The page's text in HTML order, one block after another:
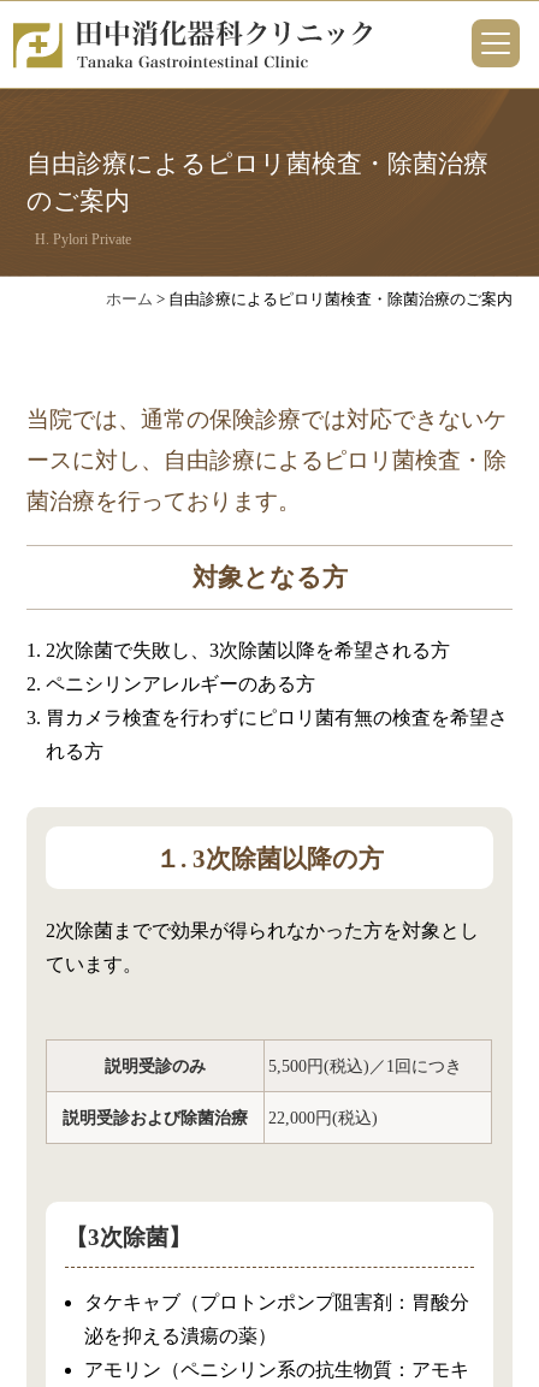
自由診療によるピロリ菌検査・除菌治療
のご案内
H. Pylori Private
ホーム > 自由診療によるピロリ菌検査・除菌治療のご案内
当院では、通常の保険診療では対応できないケ
ースに対し、自由診療によるピロリ菌検査・除
菌治療を行っております。
対象となる方
2次除菌で失敗し、3次除菌以降を希望される方
ペニシリンアレルギーのある方
胃カメラ検査を行わずにピロリ菌有無の検査を希望さ
れる方
１. 3次除菌以降の方
2次除菌までで効果が得られなかった方を対象とし
ています。
説明受診のみ 5,500円(税込)／1回につき
説明受診および除菌治療 22,000円(税込)
【3次除菌】
タケキャブ（プロトンポンプ阻害剤：胃酸分
泌を抑える潰瘍の薬）
アモリン（ペニシリン系の抗生物質：アモキ